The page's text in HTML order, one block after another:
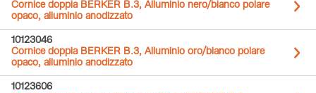
Cornice doppia BERKER B.3, Alluminio nero/bianco polare
opaco, alluminio anodizzato
10123046
Cornice doppia BERKER B.3, Alluminio oro/bianco polare
opaco, alluminio anodizzato
10123606